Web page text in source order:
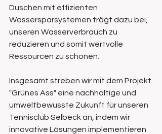
Duschen mit effizienten
Wassersparsystemen trägt dazu bei,
unseren Wasserverbrauch zu
reduzieren und somit wertvolle
Ressourcen zu schonen.
Insgesamt streben wir mit dem Projekt
"Grünes Ass" eine nachhaltige und
umweltbewusste Zukunft für unseren
Tennisclub Selbeck an, indem wir
innovative Lösungen implementieren